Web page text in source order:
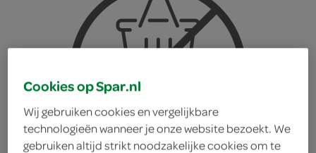
Cookies op Spar.nl
Wij gebruiken cookies en vergelijkbare
technologieën wanneer je onze website bezoekt. We
gebruiken altijd strikt noodzakelijke cookies om te